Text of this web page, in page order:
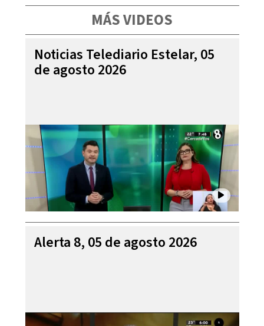
MÁS VIDEOS
Noticias Telediario Estelar, 05
de agosto 2026
Alerta 8, 05 de agosto 2026